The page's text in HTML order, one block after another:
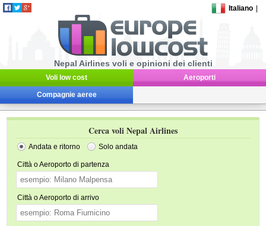
Italiano
Nepal Airlines voli e opinioni dei clienti
Voli low cost Aeroporti
Compagnie aeree
Cerca voli Nepal Airlines
Andata e ritorno Solo andata
Città o Aeroporto di partenza
Città o Aeroporto di arrivo